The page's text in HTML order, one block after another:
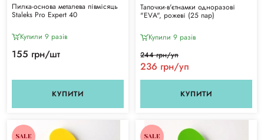
Пилка-основа металева півмісяць
Staleks Pro Expert 40
Купили 9 разiв
155 грн/шт
КУПИТИ
Тапочки-в'єтнамки одноразові
"ЕVА", рожеві (25 пар)
Купили 9 разiв
236 грн/уп
244 грн/уп
КУПИТИ
SALE SALE